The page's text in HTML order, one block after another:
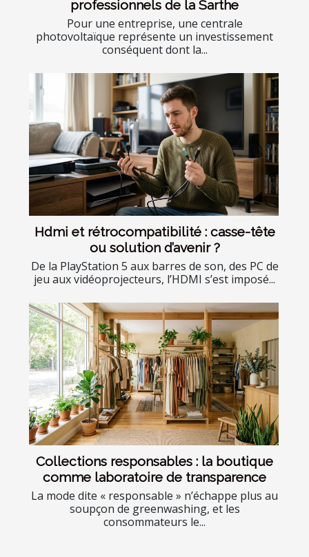
professionnels de la Sarthe
Pour une entreprise, une centrale
photovoltaïque représente un investissement
conséquent dont la...
Hdmi et rétrocompatibilité : casse-tête
ou solution d’avenir ?
De la PlayStation 5 aux barres de son, des PC de
jeu aux vidéoprojecteurs, l’HDMI s’est imposé...
Collections responsables : la boutique
comme laboratoire de transparence
La mode dite « responsable » n’échappe plus au
soupçon de greenwashing, et les
consommateurs le...